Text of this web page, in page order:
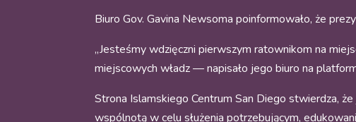
Biuro Gov. Gavina Newsoma poinformowało, że
„Jesteśmy wdzięczni pierwszym ratownikom na
miejscowych władz — napisało jego biuro na
Strona Islamskiego Centrum San Diego stwierdza,
wspólnotą w celu służenia potrzebującym,